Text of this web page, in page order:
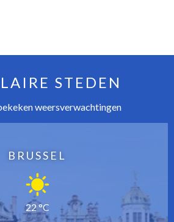
STEDEN
weersverwachtingen
BRUSSEL
22 °C